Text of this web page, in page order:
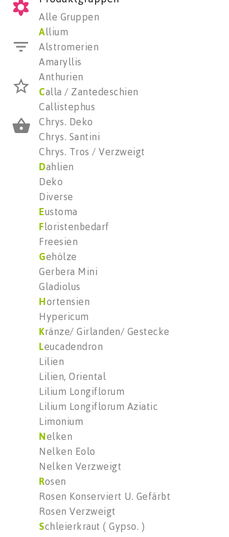
Alle Gruppen
Allium
Alstromerien
Amaryllis
Anthurien
Calla / Zantedeschien
Callistephus
Chrys. Deko
Chrys. Santini
Chrys. Tros / Verzweigt
Dahlien
Deko
Diverse
Eustoma
Floristenbedarf
Freesien
Gehölze
Gerbera Mini
Gladiolus
Hortensien
Hypericum
Kränze/ Girlanden/ Gestecke
Leucadendron
Lilien
Lilien, Oriental
Lilium Longiflorum
Lilium Longiflorum Aziatic
Limonium
Nelken
Nelken Eolo
Nelken Verzweigt
Rosen
Rosen Konserviert U. Gefärbt
Rosen Verzweigt
Schleierkraut ( Gypso. )